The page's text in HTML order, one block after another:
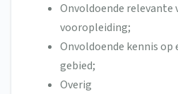
Onvoldoende relevante
vooropleiding;
Onvoldoende kennis op
gebied;
Overig